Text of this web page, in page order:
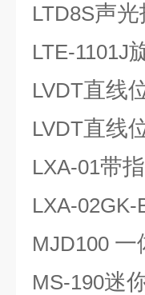
LTD8S声光
LTE-1101J
LVDT直线
LVDT直线
LXA-01带
LXA-02GK-
MJD100 一
MS-190迷